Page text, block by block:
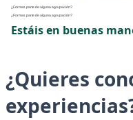
¿Formas parte de alguna agrupación?
¿Formas parte de alguna agrupación?
Estáis en buenas
¿Quieres